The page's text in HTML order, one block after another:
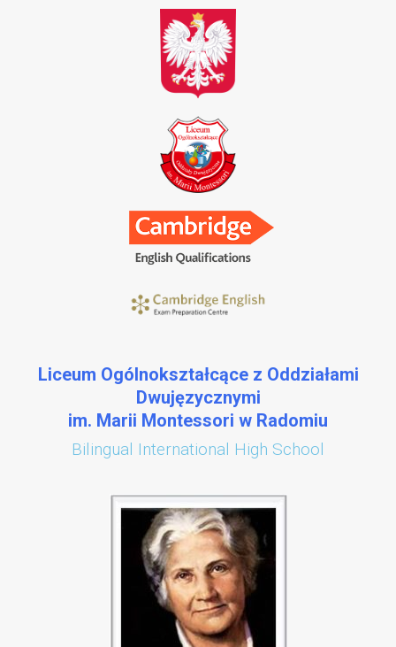
Liceum Ogólnokształcące z Oddziałami
Dwujęzycznymi
im. Marii Montessori w Radomiu
Bilingual International High School